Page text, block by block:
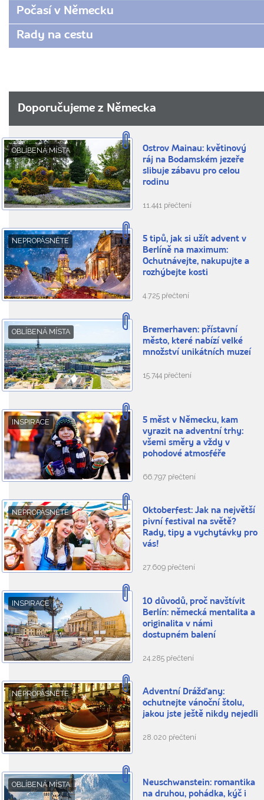
Počasí v Německu
Rady na cestu
Doporučujeme z Německa
OBLÍBENÁ MÍSTA
Ostrov Mainau: květinový
ráj na Bodamském jezeře
slibuje zábavu pro celou
rodinu
11.441 přečtení
NEPROPÁSNĚTE
5 tipů, jak si užít advent v
Berlíně na maximum:
Ochutnávejte, nakupujte a
rozhýbejte kosti
4.725 přečtení
OBLÍBENÁ MÍSTA
Bremerhaven: přístavní
město, které nabízí velké
množství unikátních muzeí
15.744 přečtení
INSPIRACE
5 měst v Německu, kam
vyrazit na adventní trhy:
všemi směry a vždy v
pohodové atmosféře
66.797 přečtení
NEPROPÁSNĚTE
Oktoberfest: Jak na největší
pivní festival na světě?
Rady, tipy a vychytávky pro
vás!
27.609 přečtení
INSPIRACE
10 důvodů, proč navštívit
Berlín: německá mentalita a
originalita v námi
dostupném balení
24.285 přečtení
NEPROPÁSNĚTE
Adventní Drážďany:
ochutnejte vánoční štolu,
jakou jste ještě nikdy nejedli
28.020 přečtení
OBLÍBENÁ MÍSTA
Neuschwanstein: romantika
na druhou, pohádka, kýč i